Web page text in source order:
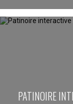
PATINOIRE